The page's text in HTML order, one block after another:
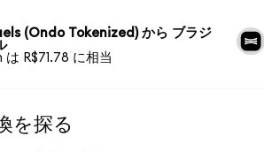
(Ondo Tokenized) から ブラジ
は R$71.78 に相当
を探る